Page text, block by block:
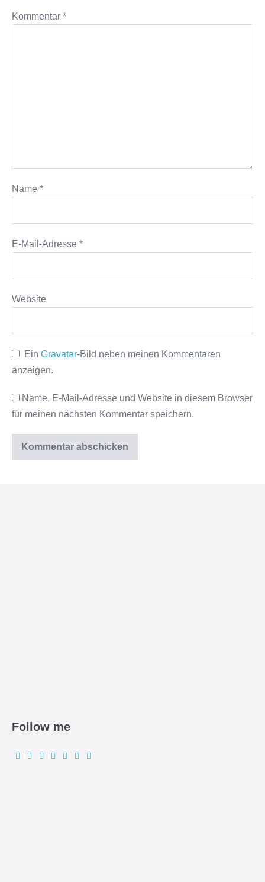
Kommentar *
Name *
E-Mail-Adresse *
Website
EinGravatar-Bild neben meinen Kommentaren
anzeigen.
Name, E-Mail-Adresse und Website in diesem Browser
für meinen nächsten Kommentar speichern.
Follow me